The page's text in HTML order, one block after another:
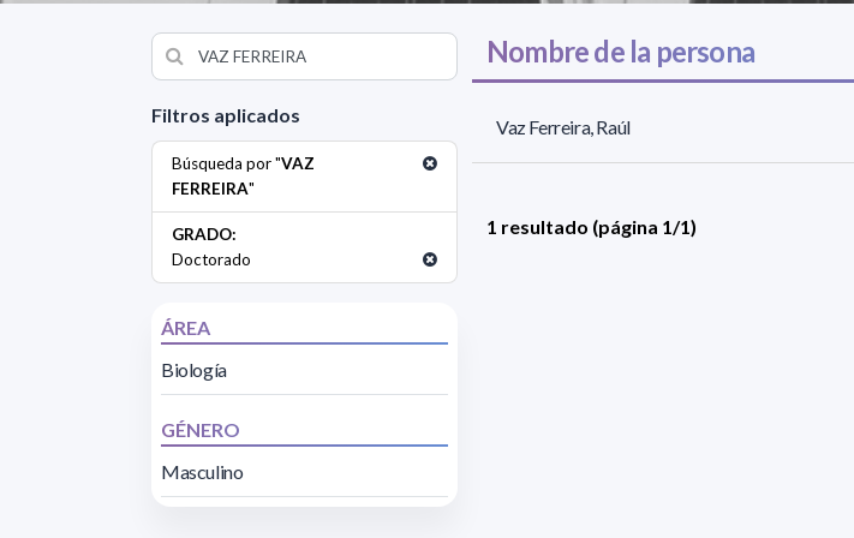
Filtros aplicados
Búsqueda por "VAZ
FERREIRA"
GRADO:
Doctorado
ÁREA
Biología
GÉNERO
Masculino
Nombre de la persona
Vaz Ferreira, Raúl
1 resultado (página 1/1)